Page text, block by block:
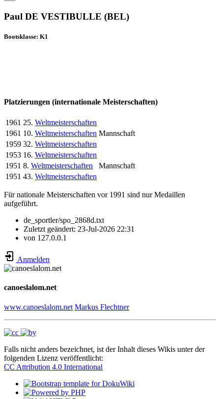
Paul DE VESTIBULLE (BEL)
Bootsklasse: K1
Platzierungen (internationale Meisterschaften)
1961 25. Weltmeisterschaften
1961 10. Weltmeisterschaften Mannschaft
1959 32. Weltmeisterschaften
1953 16. Weltmeisterschaften
1951 8. Weltmeisterschaften
Mannschaft
1951 43. Weltmeisterschaften
Für nationale Meisterschaften vor 1991 sind nur Medaillen
aufgeführt.
de_sportler/spo_2868d.txt
Zuletzt geändert: 23-Jul-2026 22:31
von 127.0.0.1
Anmelden
canoeslalom.net
www.canoeslalom.net Markus Flechtner
Falls nicht anders bezeichnet, ist der Inhalt dieses Wikis unter der
folgenden Lizenz veröffentlicht:
CC Attribution 4.0 International